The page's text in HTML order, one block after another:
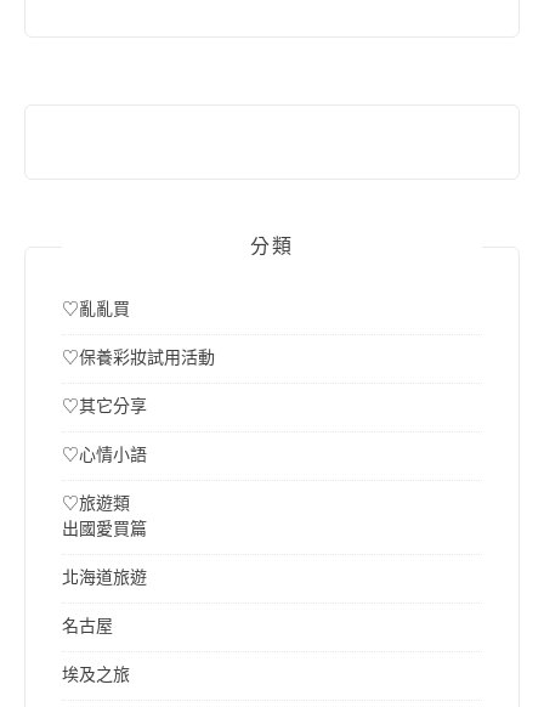
分類
♡亂亂買
♡保養彩妝試用活動
♡其它分享
♡心情小語
♡旅遊類
出國愛買篇
北海道旅遊
名古屋
埃及之旅